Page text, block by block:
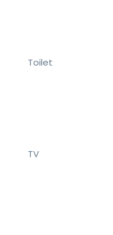
Toilet
TV